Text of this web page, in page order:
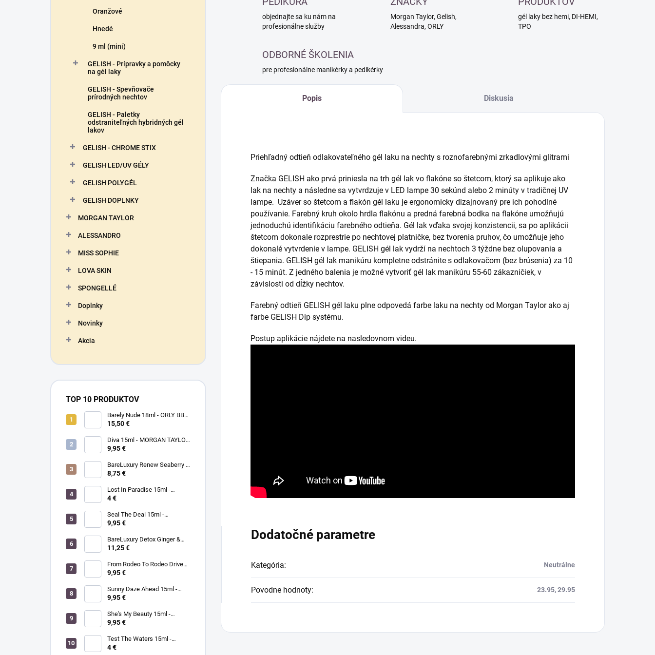
Oranžové
Hnedé
9 ml (mini)
GELISH - Prípravky a pomôcky
na gél laky
GELISH - Spevňovače
prírodných nechtov
GELISH - Paletky
odstraniteľných hybridných gél
lakov
GELISH - CHROME STIX
GELISH LED/UV GÉLY
GELISH POLYGÉL
GELISH DOPLNKY
MORGAN TAYLOR
ALESSANDRO
MISS SOPHIE
LOVA SKIN
SPONGELLÉ
Doplnky
Novinky
Akcia
TOP 10 PRODUKTOV
Barely Nude 18ml - ORLY BB
CRÉME - makeup na nechty
15,50 €
Diva 15ml - MORGAN TAYLOR
- lak na nechty
9,95 €
BareLuxury Renew Seaberry &
Kukui - MORGAN TAYLOR -
sada rakytník/kukui
8,75 €
Lost In Paradise 15ml -
MORGAN TAYLOR - lak na
4 €
Seal The Deal 15ml -
MORGAN TAYLOR - lak na
9,95 €
BareLuxury Detox Ginger &
Green Tea Lotion 240ml -
hydratačný krém na ruky a
telo zázvor/zelený čaj
11,25 €
From Rodeo To Rodeo Drive
15ml - MORGAN TAYLOR - lak
9,95 €
Sunny Daze Ahead 15ml -
MORGAN TAYLOR - lak na
9,95 €
She's My Beauty 15ml -
MORGAN TAYLOR - lak na
9,95 €
Test The Waters 15ml -
MORGAN TAYLOR - lak na
4 €
objednajte sa ku nám na
profesionálne služby
Morgan Taylor, Gelish,
Alessandra, ORLY
gél laky bez hemi, DI-HEMI,
TPO
ODBORNÉ ŠKOLENIA
pre profesionálne manikérky a pedikérky
Popis Diskusia
Priehľadný odtieň odlakovateľného gél laku na nechty s roznofarebnými zrkadlovými glitrami
Značka GELISH ako prvá priniesla na trh gél lak vo flakóne so štetcom, ktorý sa aplikuje ako
lak na nechty a následne sa vytvrdzuje v LED lampe 30 sekúnd alebo 2 minúty v tradičnej UV
lampe. Uzáver so štetcom a flakón gél laku je ergonomicky dizajnovaný pre ich pohodlné
používanie. Farebný kruh okolo hrdla flakónu a predná farebná bodka na flakóne umožňujú
jednoduchú identifikáciu farebného odtieňa. Gél lak vďaka svojej konzistencii, sa po aplikácii
štetcom dokonale rozprestrie po nechtovej platničke, bez tvorenia pruhov, čo umožňuje jeho
dokonalé vytvrdenie v lampe. GELISH gél lak vydrží na nechtoch 3 týždne bez olupovania a
štiepania. GELISH gél lak manikúru kompletne odstránite s odlakovačom (bez brúsenia) za 10
- 15 minút. Z jedného balenia je možné vytvoriť gél lak manikúru 55-60 zákazničiek, v
závislosti od dĺžky nechtov.
Farebný odtieň GELISH gél laku plne odpovedá farbe laku na nechty od Morgan Taylor ako aj
farbe GELISH Dip systému.
Postup aplikácie nájdete na nasledovnom videu.
Dodatočné parametre
Kategória: Neutrálne
Povodne hodnoty: 23.95, 29.95